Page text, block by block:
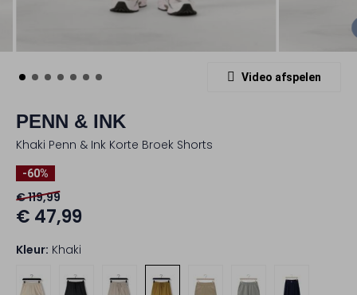
Video afspelen
PENN & INK
Khaki Penn & Ink Korte Broek Shorts
-60%
€ 119,99
€ 47,99
Kleur: Khaki